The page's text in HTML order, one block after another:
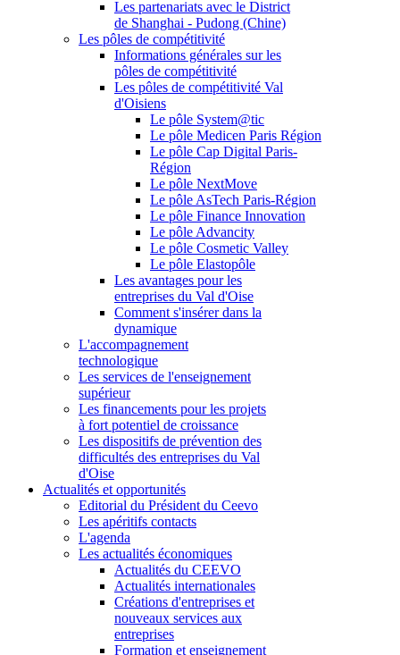
Les partenariats avec le District
de Shanghai - Pudong (Chine)
Les pôles de compétitivité
Informations générales sur les
pôles de compétitivité
Les pôles de compétitivité Val
d'Oisiens
Le pôle System@tic
Le pôle Medicen Paris Région
Le pôle Cap Digital Paris-
Région
Le pôle NextMove
Le pôle AsTech Paris-Région
Le pôle Finance Innovation
Le pôle Advancity
Le pôle Cosmetic Valley
Le pôle Elastopôle
Les avantages pour les
entreprises du Val d'Oise
Comment s'insérer dans la
dynamique
L'accompagnement
technologique
Les services de l'enseignement
supérieur
Les financements pour les projets
à fort potentiel de croissance
Les dispositifs de prévention des
difficultés des entreprises du Val
d'Oise
Actualités et opportunités
Editorial du Président du Ceevo
Les apéritifs contacts
L'agenda
Les actualités économiques
Actualités du CEEVO
Actualités internationales
Créations d'entreprises et
nouveaux services aux
entreprises
Formation et enseignement